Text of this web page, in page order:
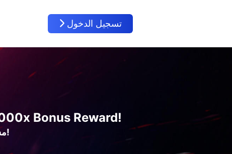
تسجيل الدخول
Bonus Reward!
مستوى الجميع: جهد واحد، مكافأة إضافية 10000 ضعف!